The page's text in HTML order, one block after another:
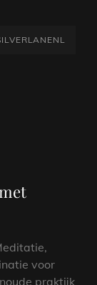
voor
praktijk